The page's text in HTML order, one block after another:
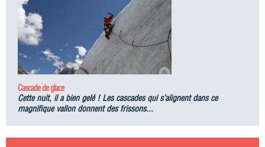
Cascade de glace
Cette nuit, il a bien gelé ! Les cascades qui s’alignent dans ce
magnifique vallon donnent des frissons...